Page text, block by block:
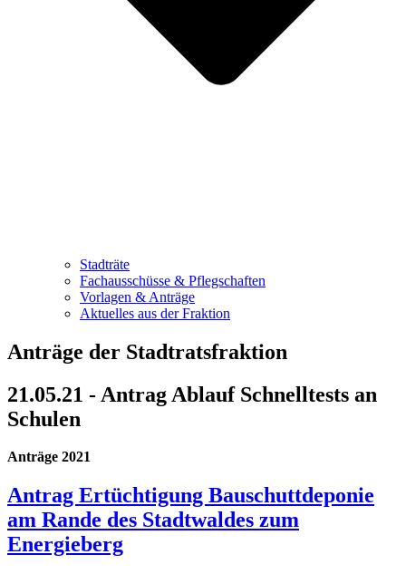
Stadträte
Fachausschüsse & Pflegschaften
Vorlagen & Anträge
Aktuelles aus der Fraktion
Anträge der Stadtratsfraktion
21.05.21 - Antrag Ablauf Schnelltests an
Schulen
Anträge 2021
Antrag Ertüchtigung Bauschuttdeponie
am Rande des Stadtwaldes zum
Energieberg